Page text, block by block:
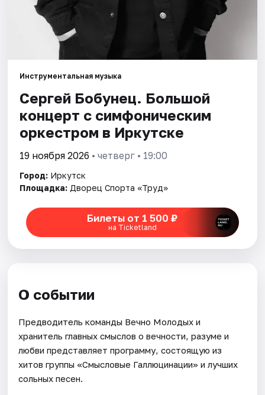
Инструментальная музыка
Сергей Бобунец. Большой
концерт с симфоническим
оркестром в Иркутске
19 ноября 2026 • четверг • 19:00
Город: Иркутск
Площадка: Дворец Спорта «Труд»
Билеты от 1 500 ₽
на Ticketland
О событии
Предводитель команды Вечно Молодых и
хранитель главных смыслов о вечности, разуме и
любви представляет программу, состоящую из
хитов группы «Смысловые Галлюцинации» и лучших
сольных песен.